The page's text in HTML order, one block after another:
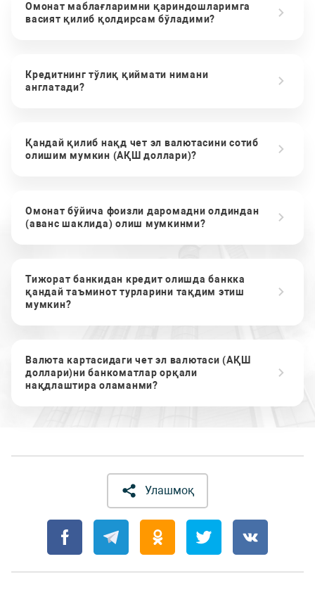
Омонат маблағларимни қариндошларимга
васият қилиб қолдирсам бўладими?
Кредитнинг тўлиқ қиймати нимани
англатади?
Қандай қилиб нақд чет эл валютасини сотиб
олишим мумкин (АҚШ доллари)?
Омонат бўйича фоизли даромадни олдиндан
(аванс шаклида) олиш мумкинми?
Тижорат банкидан кредит олишда банкка
қандай таъминот турларини тақдим этиш
мумкин?
Валюта картасидаги чет эл валютаси (АҚШ
доллари)ни банкоматлар орқали
нақдлаштира оламанми?
Улашмоқ